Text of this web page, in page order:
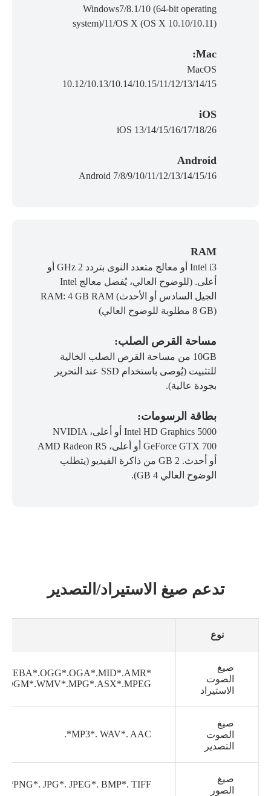
Windows7/8.1/10 (64-bit operating
system)/11/OS X (OS X 10.10/10.11)
Mac:
MacOS
10.12/10.13/10.14/10.15/11/12/13/14/15
iOS
iOS 13/14/15/16/17/18/26
Android
Android 7/8/9/10/11/12/13/14/15/16
RAM
Intel i3 أو معالج متعدد النوى بتردد 2 GHz أو
أعلى. (للوضوح العالي، يُفضل معالج Intel
الجيل السادس أو الأحدث) RAM: 4 GB RAM
(8 GB مطلوبة للوضوح العالي)
مساحة القرص الصلب:
10GB من مساحة القرص الصلب الخالية
للتثبيت (يُوصى باستخدام SSD عند التحرير
بجودة عالية).
بطاقة الرسومات:
Intel HD Graphics 5000 أو أعلى، NVIDIA
GeForce GTX 700 أو أعلى، AMD Radeon R5
أو أحدث. 2 GB من ذاكرة الفيديو (يتطلب
الوضوح العالي 4 GB).
تدعم صيغ الاستيراد/التصدير
نوع
صيغ
الصوت
الاستيراد
صيغ
الصوت
التصدير
MP3*. WAV*. AAC*.
صيغ
الصور
PNG*. JPG*. JPEG*. BMP*. TIFF*.